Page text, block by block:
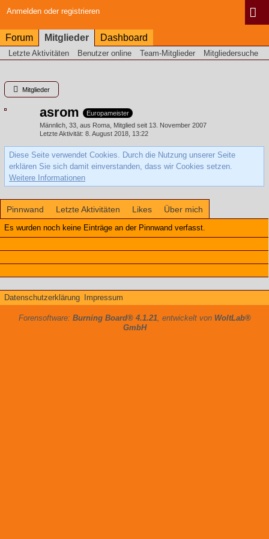
Anmelden oder registrieren
Forum Mitglieder Dashboard
Letzte Aktivitäten Benutzer online Team-Mitglieder Mitgliedersuche
Mitglieder
asrom
Europameister
Männlich 33 aus Roma Mitglied seit 13. November 2007
Letzte Aktivität 8. August 2018, 13:22
Diese Seite verwendet Cookies. Durch die Nutzung unserer Seite
erklären Sie sich damit einverstanden, dass wir Cookies setzen.
Weitere Informationen
Pinnwand Letzte Aktivitäten Likes Über mich
Es wurden noch keine Einträge an der Pinnwand verfasst.
Datenschutzerklärung Impressum
Forensoftware: Burning Board® 4.1.21, entwickelt von WoltLab®
GmbH